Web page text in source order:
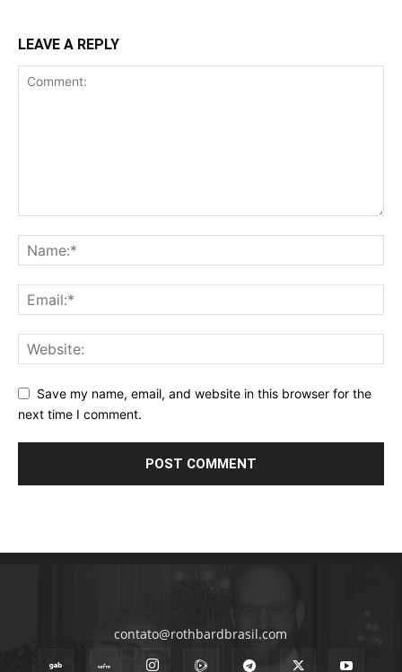
LEAVE A REPLY
Save my name, email, and website in this browser for the
next time I comment.
contato@rothbardbrasil.com